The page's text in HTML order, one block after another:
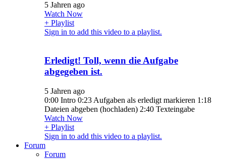
5 Jahren ago
Watch Now
+ Playlist
Sign in to add this video to a playlist.
Erledigt! Toll, wenn die Aufgabe
abgegeben ist.
5 Jahren ago
0:00 Intro 0:23 Aufgaben als erledigt markieren 1:18
Dateien abgeben (hochladen) 2:40 Texteingabe
Watch Now
+ Playlist
Sign in to add this video to a playlist.
Forum
Forum